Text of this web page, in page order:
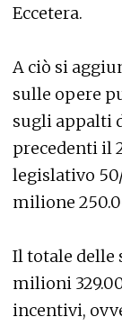
Eccetera.
A ciò si
sulle opere
sugli appalti
precedenti il
legislativo
milione
Il totale delle
milioni
incentivi,